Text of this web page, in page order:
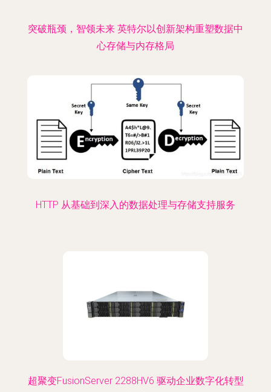
突破瓶颈，智领未来 英特尔以创新架构重塑数据中
心存储与内存格局
HTTP 从基础到深入的数据处理与存储支持服务
超聚变FusionServer 2288HV6 驱动企业数字化转型